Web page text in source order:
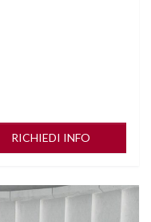
RICHIEDI INFO